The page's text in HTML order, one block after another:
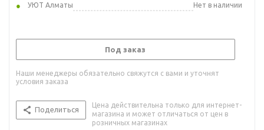
УЮТ Алматы
Нет в наличии
Под заказ
Наши менеджеры обязательно свяжутся с вами и уточнят
условия заказа
Поделиться
Цена действительна только для интернет-
магазина и может отличаться от цен в
розничных магазинах